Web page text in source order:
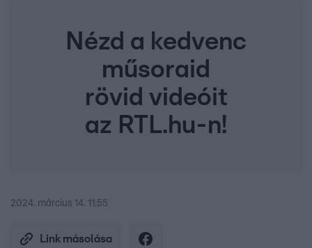
Nézd a kedvenc
műsoraid
rövid videóit
az RTL.hu-n!
2024. március 14. 11:55
Link másolása